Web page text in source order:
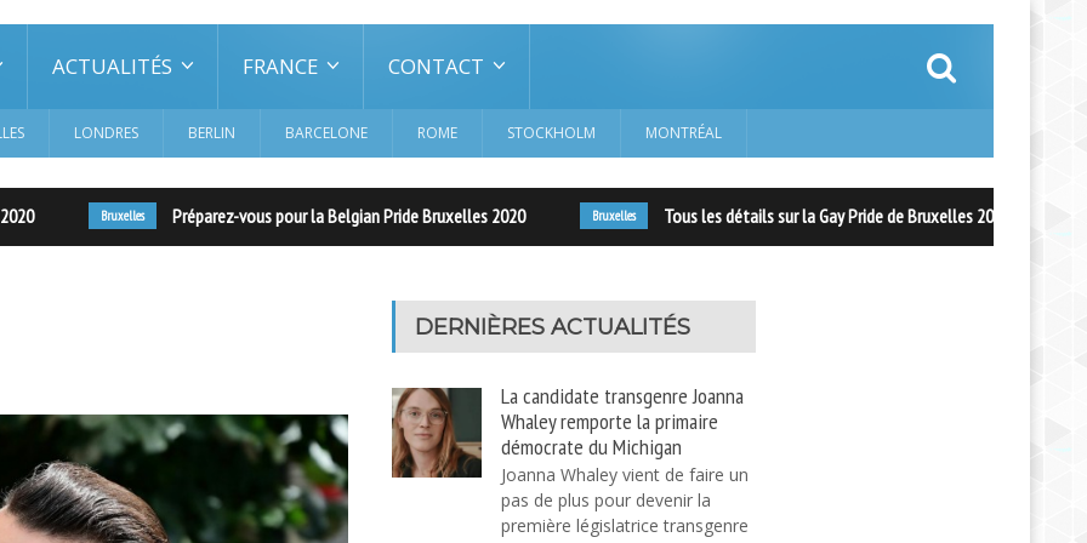
ACTUALITÉS FRANCE CONTACT
LONDRES BERLIN BARCELONE ROME STOCKHOLM MONTRÉAL
Préparez-vous pour la Belgian Pride Bruxelles 2020 Tous les détails sur la Gay Pride de Bruxelles 2019 – The Belgian
DERNIÈRES ACTUALITÉS
La candidate transgenre Joanna
Whaley remporte la primaire
démocrate du Michigan
Joanna Whaley vient de faire un
pas de plus pour devenir la
première législatrice transgenre